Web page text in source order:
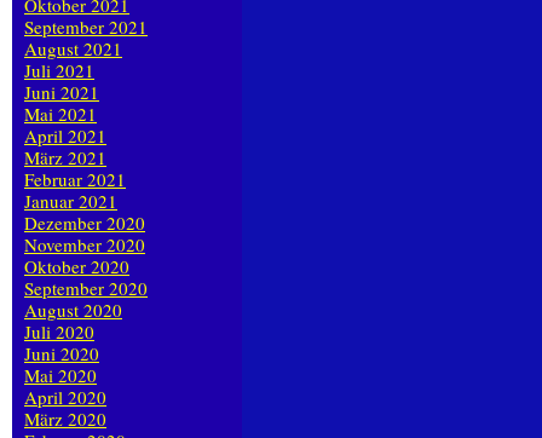
Oktober 2021
September 2021
August 2021
Juli 2021
Juni 2021
Mai 2021
April 2021
März 2021
Februar 2021
Januar 2021
Dezember 2020
November 2020
Oktober 2020
September 2020
August 2020
Juli 2020
Juni 2020
Mai 2020
April 2020
März 2020